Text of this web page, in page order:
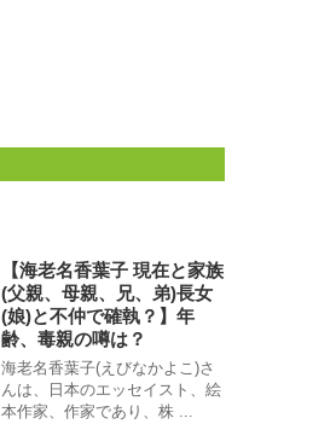
【海老名香葉子 現在と家族
(父親、母親、兄、弟)長女
(娘)と不仲で確執？】年
齢、毒親の噂は？
海老名香葉子(えびなかよこ)さ
んは、日本のエッセイスト、絵
本作家、作家であり、株 ...